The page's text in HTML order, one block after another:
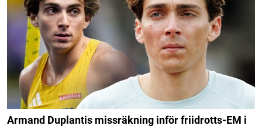
Armand Duplantis missräkning inför friidrotts-EM i